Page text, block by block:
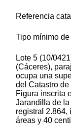
Referencia
Tipo mínimo
Lote 5 (10/
(Cáceres),
ocupa una
del Catastro
Figura inscrita
Jarandilla de la
registral 2.864,
áreas y 40